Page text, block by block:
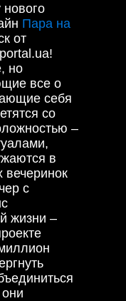
нового
Пара на
от
но
все о
себя
со
–
в
вечеринок
с
жизни –